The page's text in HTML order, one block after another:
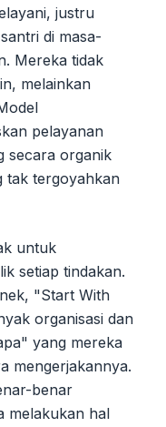
justru
di masa-
Mereka tidak
melainkan
pelayanan
secara organik
tak tergoyahkan
untuk
setiap tindakan.
"Start With
organisasi dan
yang mereka
mengerjakannya.
benar
melakukan hal